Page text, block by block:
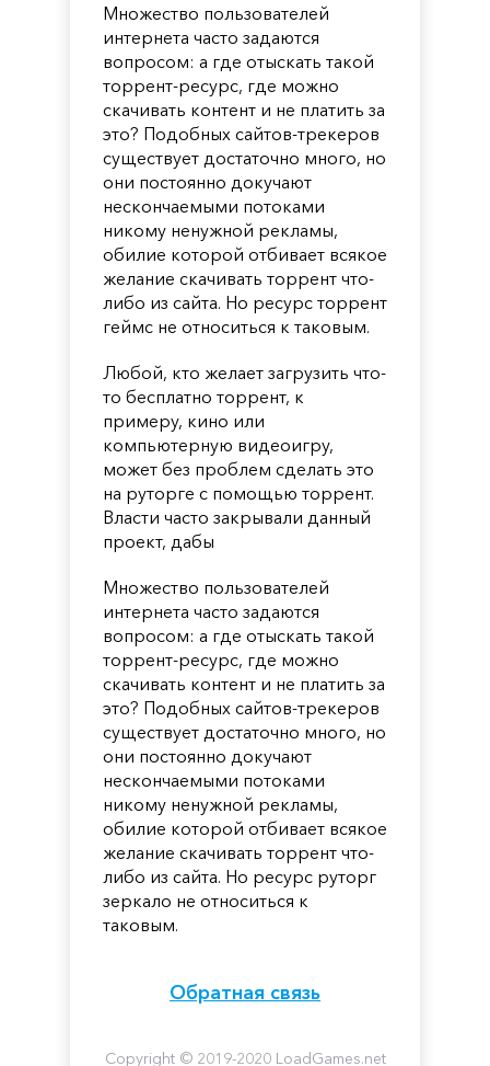
Множество пользователей
интернета часто задаются
вопросом: а где отыскать такой
торрент-ресурс, где можно
скачивать контент и не платить за
это? Подобных сайтов-трекеров
существует достаточно много, но
они постоянно докучают
нескончаемыми потоками
никому ненужной рекламы,
обилие которой отбивает всякое
желание скачивать торрент что-
либо из сайта. Но ресурс торрент
геймс не относиться к таковым.
Любой, кто желает загрузить что-
то бесплатно торрент, к
примеру, кино или
компьютерную видеоигру,
может без проблем сделать это
на руторге с помощью торрент.
Власти часто закрывали данный
проект, дабы
Множество пользователей
интернета часто задаются
вопросом: а где отыскать такой
торрент-ресурс, где можно
скачивать контент и не платить за
это? Подобных сайтов-трекеров
существует достаточно много, но
они постоянно докучают
нескончаемыми потоками
никому ненужной рекламы,
обилие которой отбивает всякое
желание скачивать торрент что-
либо из сайта. Но ресурс руторг
зеркало не относиться к
таковым.
Обратная связь
Copyright © 2019-2020 LoadGames.net